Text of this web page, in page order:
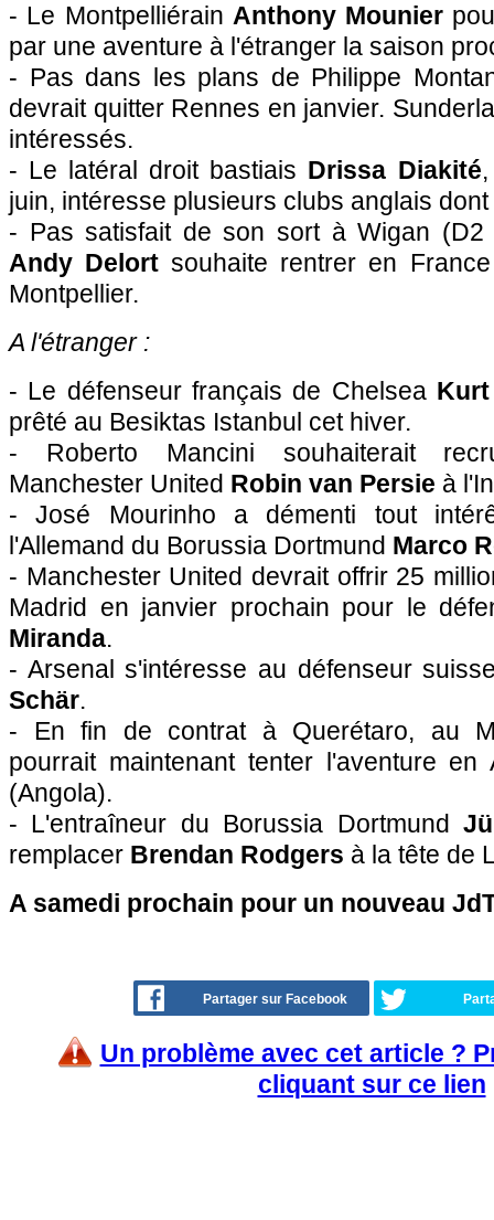
- Le Montpelliérain Anthony Mounier
par une aventure à l'étranger la saison
- Pas dans les plans de Philippe
devrait quitter Rennes en janvier.
intéressés.
- Le latéral droit bastiais Drissa Diakité
juin, intéresse plusieurs clubs anglais
- Pas satisfait de son sort à Wigan (D2
Andy Delort souhaite rentrer en
Montpellier.
A l'étranger :
- Le défenseur français de Chelsea
prêté au Besiktas Istanbul cet hiver.
- Roberto Mancini souhaiterait
Manchester United Robin van Persie à
- José Mourinho a démenti tout
l'Allemand du Borussia Dortmund Marco
- Manchester United devrait offrir 25
Madrid en janvier prochain pour le
Miranda.
- Arsenal s'intéresse au défenseur
Schär.
- En fin de contrat à Querétaro, au
pourrait maintenant tenter l'aventure en
(Angola).
- L'entraîneur du Borussia Dortmund
remplacer Brendan Rodgers à la tête de
A samedi prochain pour un nouveau
Partager sur Facebook
Un problème avec cet article ?
cliquant sur ce lien